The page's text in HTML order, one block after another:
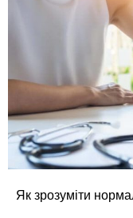
Як зрозуміти